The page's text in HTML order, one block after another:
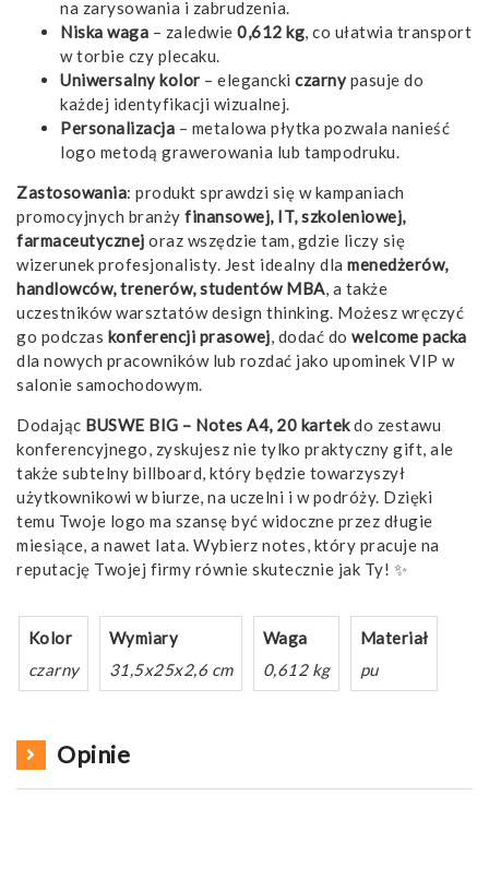
na zarysowania i zabrudzenia.
Niska waga – zaledwie 0,612 kg, co ułatwia transport
w torbie czy plecaku.
Uniwersalny kolor – elegancki czarnypasuje do
każdej identyfikacji wizualnej.
Personalizacja – metalowa płytka pozwala nanieść
logo metodą grawerowania lub tampodruku.
Zastosowania: produkt sprawdzi się w kampaniach
promocyjnych branży finansowej, IT, szkoleniowej,
farmaceutycznej oraz wszędzie tam, gdzie liczy się
wizerunek profesjonalisty. Jest idealny dla menedżerów,
handlowców, trenerów, studentów MBA, a także
uczestników warsztatów design thinking. Możesz wręczyć
go podczas konferencji prasowej, dodać do welcome packa
dla nowych pracowników lub rozdać jako upominek VIP w
salonie samochodowym.
Dodając BUSWE BIG – Notes A4, 20 kartekdo zestawu
konferencyjnego, zyskujesz nie tylko praktyczny gift, ale
także subtelny billboard, który będzie towarzyszył
użytkownikowi w biurze, na uczelni i w podróży. Dzięki
temu Twoje logo ma szansę być widoczne przez długie
miesiące, a nawet lata. Wybierz notes, który pracuje na
reputację Twojej firmy równie skutecznie jak Ty! ✨
Kolor
czarny
Wymiary
31,5x25x2,6 cm
Waga
0,612 kg
Materiał
pu
Opinie